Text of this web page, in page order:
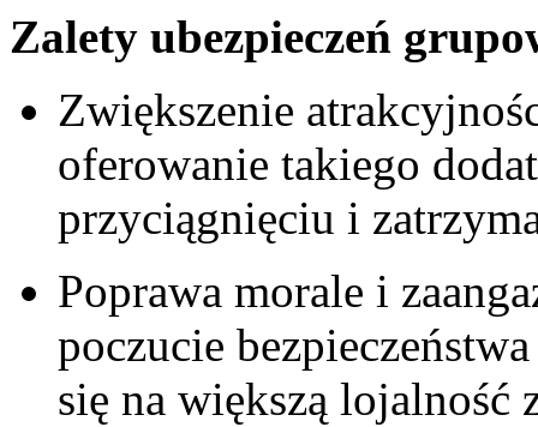
Zalety ubezpieczeń
Zwiększenie
oferowanie takiego‍
przyciągnięciu i
Poprawa ‍morale ⁣i
poczucie
się na większą⁣ lojalność